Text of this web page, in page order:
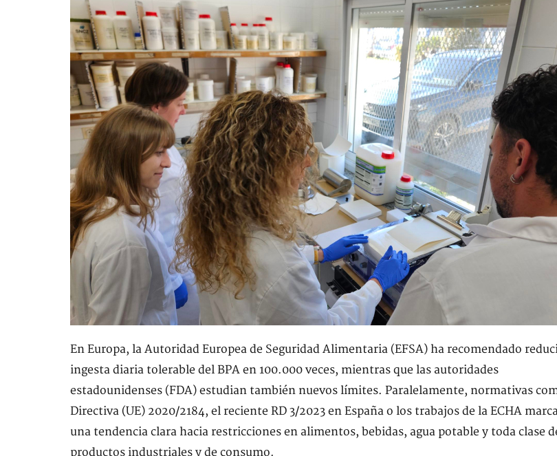
En Europa, la Autoridad Europea de Seguridad Alimentaria (EFSA) ha recomendado
ingesta diaria tolerable del BPA en 100.000 veces, mientras que las autoridades
estadounidenses (FDA) estudian también nuevos límites. Paralelamente, normativas
Directiva (UE) 2020/2184, el reciente RD 3/2023 en España o los trabajos de la ECHA
una tendencia clara hacia restricciones en alimentos, bebidas, agua potable y toda clase
productos industriales y de consumo.